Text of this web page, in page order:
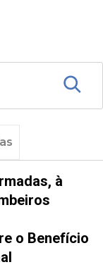
à
o Benefício